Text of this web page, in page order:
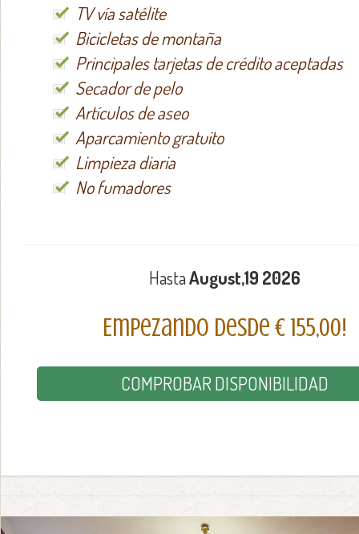
TV vía satélite
Bicicletas de montaña
Principales tarjetas de crédito aceptadas
Secador de pelo
Artículos de aseo
Aparcamiento gratuito
Limpieza diaria
No fumadores
HastaAugust,19 2026
Empezando desde € 155,00!
COMPROBAR DISPONIBILIDAD